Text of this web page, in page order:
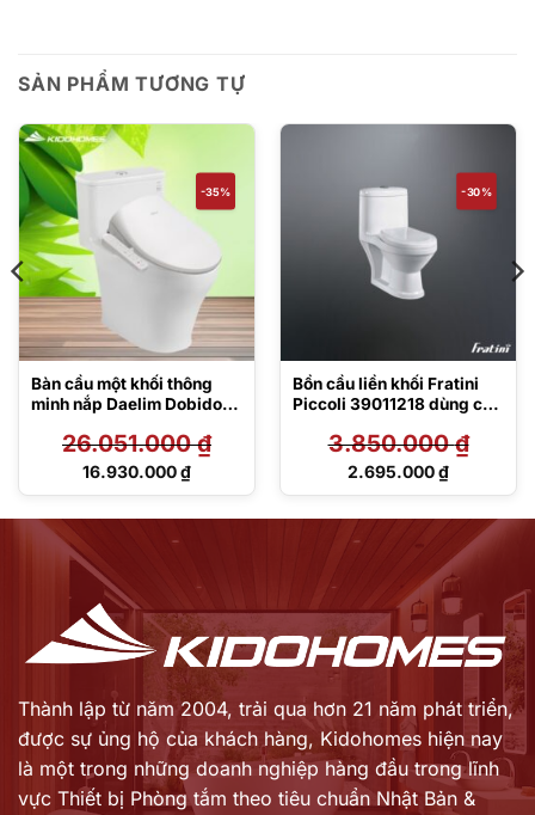
SẢN PHẨM TƯƠNG TỰ
-35%
Bàn cầu một khối thông
minh nắp Daelim Dobidos
26.051.000₫
Giá
16.930.000₫
Giá
-30%
Bồn cầu liền khối Fratini
Piccoli 39011218 dùng cho
3.850.000₫
Giá
3.850.000 ₫.
2.695.000₫
Giá
2.695.000 ₫.
Thành lập từ năm 2004, trải qua hơn 21 năm phát triển,
được sự ủng hộ của khách hàng, Kidohomes hiện nay
là một trong những doanh nghiệp hàng đầu trong lĩnh
vực Thiết bị Phòng tắm theo tiêu chuẩn Nhật Bản &